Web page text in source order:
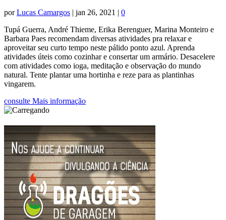
porLucas Camargos | jan 26, 2021 | 0
Tupá Guerra, André Thieme, Erika Berenguer, Marina Monteiro e
Barbara Paes recomendam diversas atividades pra relaxar e
aproveitar seu curto tempo neste pálido ponto azul. Aprenda
atividades úteis como cozinhar e consertar um armário. Desacelere
com atividades como ioga, meditação e observação do mundo
natural. Tente plantar uma hortinha e reze para as plantinhas
vingarem.
consulte Mais informação